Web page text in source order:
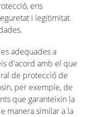
ens
i legitimitat
adequades a
d'acord amb el que
de protecció de
per exemple, de
que garanteixin la
manera similar a la